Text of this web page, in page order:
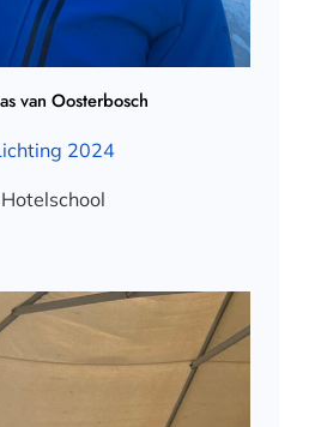
van Oosterbosch
2024
Hotelschool